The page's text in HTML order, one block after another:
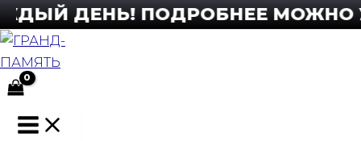
Перейти
к
содержимому
ДЕНЬ! ПОДРОБНЕЕ МОЖНО
Main
Menu